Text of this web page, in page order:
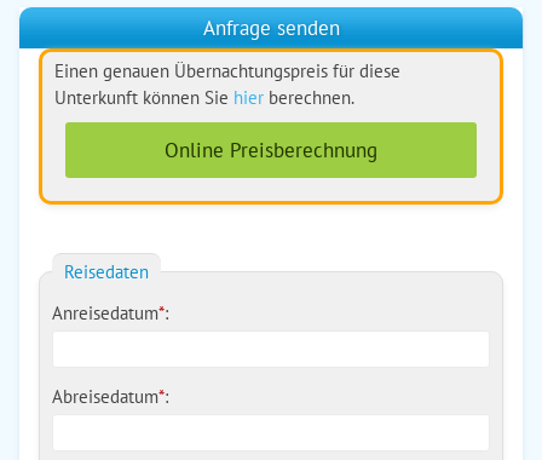
Anfrage senden
Einen genauen Übernachtungspreis für diese
Unterkunft können Sie hier berechnen.
Online Preisberechnung
Reisedaten
Anreisedatum*:
Abreisedatum*: